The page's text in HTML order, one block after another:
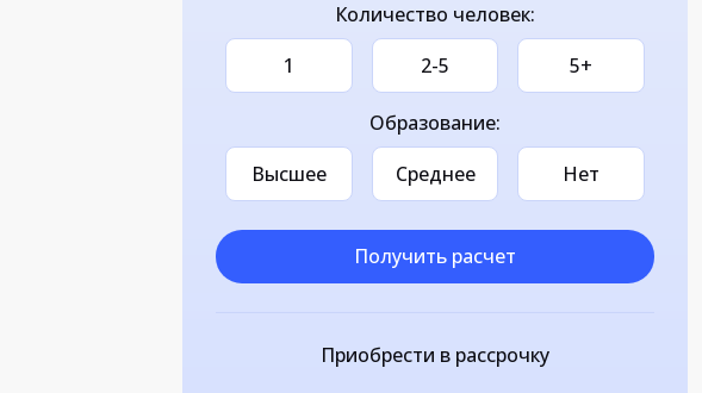
Количество человек:
1
2-5 5+
Образование:
Высшее
Среднее Нет
Получить расчет
Приобрести в рассрочку